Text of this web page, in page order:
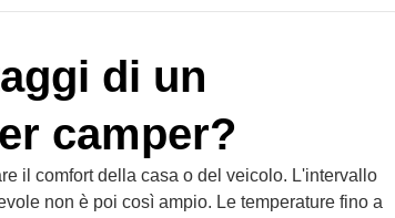
di un
camper?
il comfort della casa o del veicolo. L'intervallo
non è poi così ampio. Le temperature fino a